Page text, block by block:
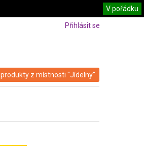
Přihlásit se
z místnosti "Jídelny"
V pořádku